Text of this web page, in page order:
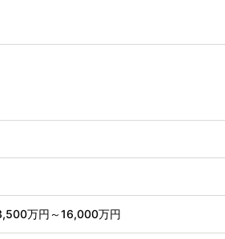
万円～16,000万円